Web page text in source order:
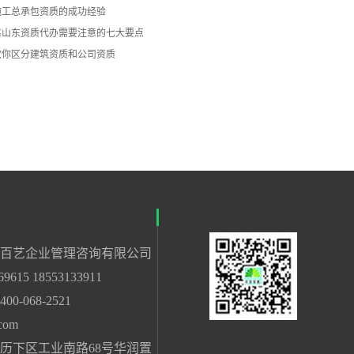
总承包资质的成功经验
东资质代办需要注意的七大要点
区分建筑资质和公司资质
艺企业管理咨询有限公司
18553133911
068-2521
下区工业南路68号华润置